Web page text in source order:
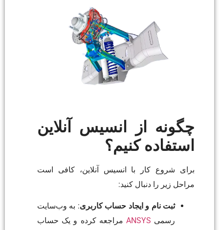
چگونه از انسیس آنلاین
استفاده کنیم؟
برای شروع کار با انسیس آنلاین، کافی است
مراحل زیر را دنبال کنید:
ثبت نام و ایجاد حساب کاربری: به وب‌سایت
رسمی ANSYS مراجعه کرده و یک حساب